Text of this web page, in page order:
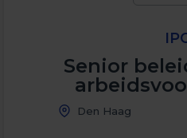
Senior
Den Haag